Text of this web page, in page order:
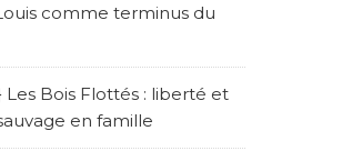
comme terminus du
Les Bois Flottés : liberté et
en famille